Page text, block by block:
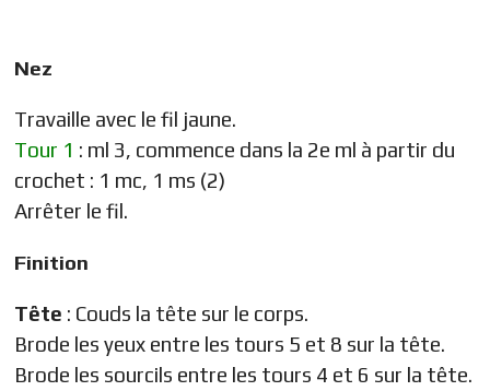
Nez
Travaille avec le fil jaune.
Tour 1 : ml 3, commence dans la 2e ml à partir du
crochet : 1 mc, 1 ms (2)
Arrêter le fil.
Finition
Tête : Couds la tête sur le corps.
Brode les yeux entre les tours 5 et 8 sur la tête.
Brode les sourcils entre les tours 4 et 6 sur la tête.